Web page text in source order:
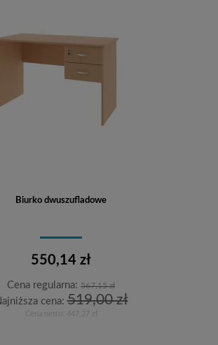
Biurko dwuszufladowe
550,14 zł
Cena regularna: 567,15 zł
cena:519,00 zł
447,27 zł